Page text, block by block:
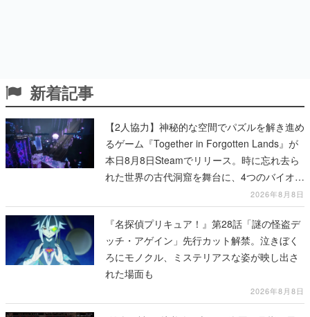
新着記事
【2人協力】神秘的な空間でパズルを解き進め
るゲーム『Together in Forgotten Lands』が
本日8月8日Steamでリリース。時に忘れ去ら
れた世界の古代洞窟を舞台に、4つのバイオー
2026年8月8日
『名探偵プリキュア！』第28話「謎の怪盗デ
ッチ・アゲイン」先行カット解禁。泣きぼく
ろにモノクル、ミステリアスな姿が映し出さ
れた場面も
2026年8月8日